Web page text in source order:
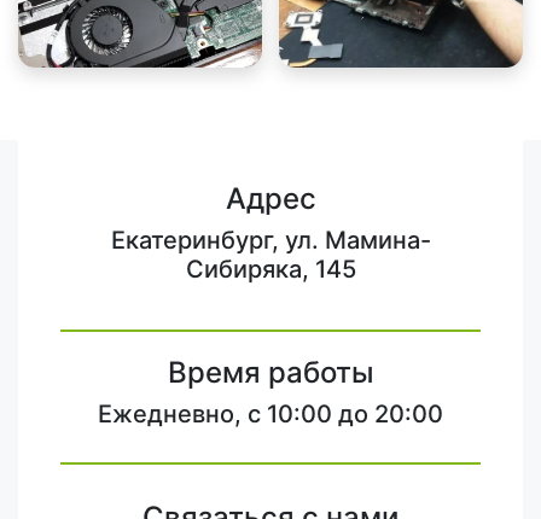
Адрес
Екатеринбург, ул. Мамина-
Сибиряка, 145
Время работы
Ежедневно, с 10:00 до 20:00